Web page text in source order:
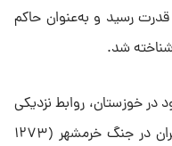
قدرت رسید و به‌عنوان حاکم
شد.
خوزستان، روابط نزدیکی
با بریتانیا برقرار کرد. پس از شکست ایران در جنگ خرمشهر (۱۲۷۳